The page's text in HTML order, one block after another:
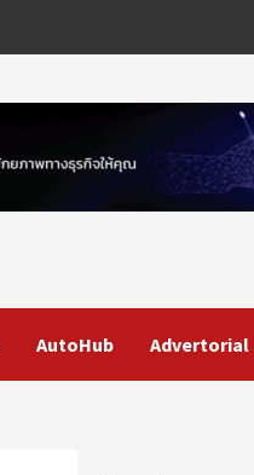
AutoHub Advertorial